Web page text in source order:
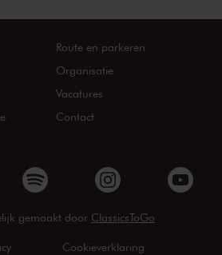
Route en parkeren
Organisatie
Vacatures
Contact
gemaakt door ClassicsToGo
Cookieverklaring